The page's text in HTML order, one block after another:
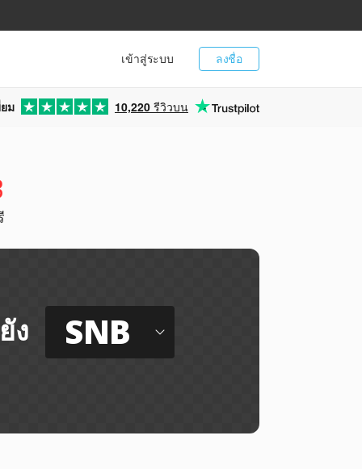
ลงชื่อ
เข้าสู่ระบบ
ม 10,220 รีวิวบน
ง SNB